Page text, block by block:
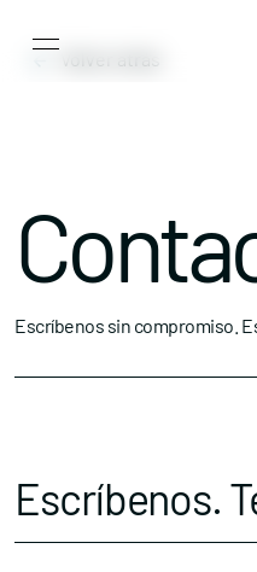
MainVolver atrás
Escríbenos sin compromiso.
Escríbenos.